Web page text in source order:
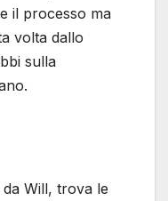
il processo ma
volta dallo
sulla
da Will, trova le